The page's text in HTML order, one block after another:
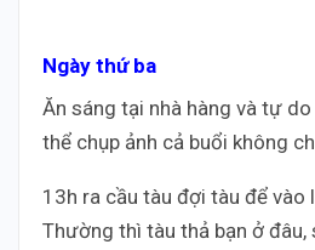
Ngày thứ ba
Ăn sáng tại nhà hàng và tự
thể chụp ảnh cả buổi không
13h ra cầu tàu đợi tàu để vào
Thường thì tàu thả bạn ở đâu,